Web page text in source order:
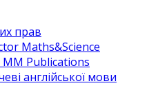
прав
Maths&Science
MM Publications
англійської мови